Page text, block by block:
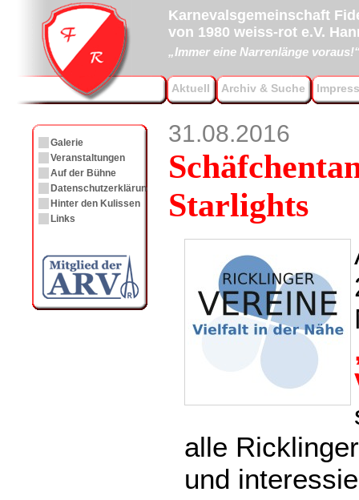
Karnevalsgemeinschaft
von 1980 weiss-rot e.V.
„Immer eine Narrenlänge
Aktuell Archiv & Suche
31.08.2016
Starlights
alle
und
Galerie
Veranstaltungen
Auf der Bühne
Datenschutzerklärung
Hinter den Kulissen
Links